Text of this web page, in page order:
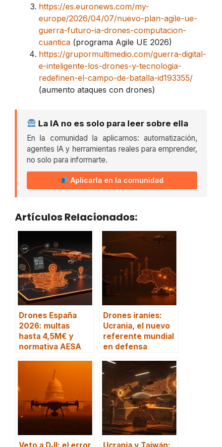
https://es.euronews.com/my-
europe/2026/04/07/nuevo-plan-agile-ue-
guerra-futuro-ia-drones-computacion-
cuantica (programa Agile UE 2026)
https://grupormultimedio.com/guerra-digital-
e-inteligente-los-drones-y-tecnologia-
redefinen-el-campo-de-batalla-id193355/
(aumento ataques con drones)
La IA no es solo para leer sobre ella
En la comunidad la aplicamos: automatización,
agentes IA y herramientas reales para emprender,
no solo para informarte.
Aplicarla en la comunidad
Artículos Relacionados:
Drones España
2026: multas
hasta 4,5M€ y
normativa AESA
Drones iraníes:
Ucrania, el nuevo
referente mundial
en defensa
Veto a DJI: el error Ucrania y Taiwán: